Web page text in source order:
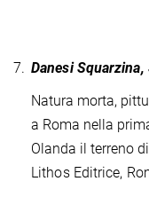
7. Danesi Squarzina,
Natura morta,
a Roma nella
Olanda il terreno
Lithos Editrice,